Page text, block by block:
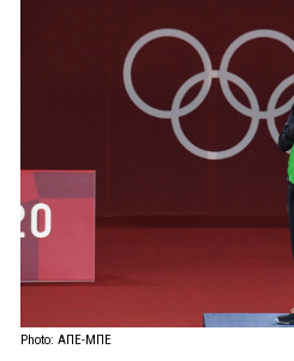
Photo: ΑΠΕ-ΜΠΕ